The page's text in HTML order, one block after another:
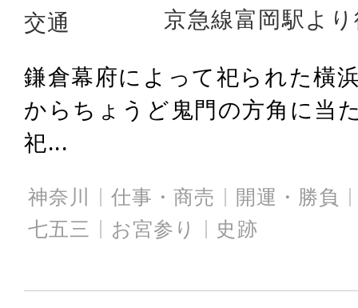
交通
京急線富岡駅よ
鎌倉幕府によって祀られた
からちょうど鬼門の方角に当
祀...
神奈川 仕事・商売
開運・勝負
七五三
お宮参り 史跡